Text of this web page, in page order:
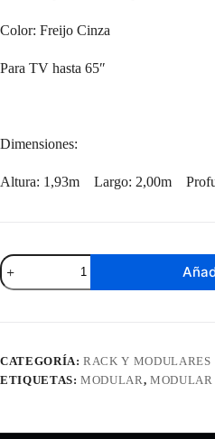
Color: Freijo Cinza
Para TV hasta 65″
Dimensiones:
Altura: 1,93m Largo: 2,00m
Modular
Campeche
Freijo
65'
cantidad
CATEGORÍA:RACK Y MODULARES
ETIQUETAS:MODULAR,MODULAR